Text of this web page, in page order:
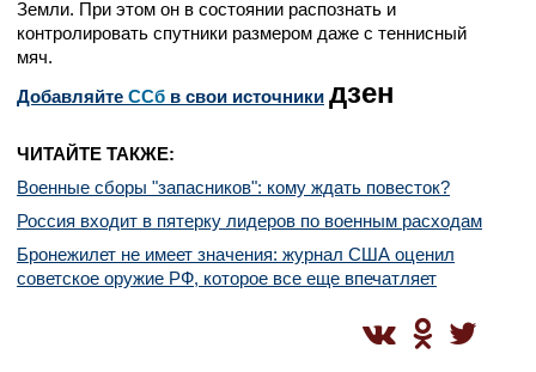
Земли. При этом он в состоянии распознать и
контролировать спутники размером даже с теннисный
мяч.
Добавляйте CСб в свои источники дзен
ЧИТАЙТЕ ТАКЖЕ:
Военные сборы "запасников": кому ждать повесток?
Россия входит в пятерку лидеров по военным расходам
Бронежилет не имеет значения: журнал США оценил
советское оружие РФ, которое все еще впечатляет